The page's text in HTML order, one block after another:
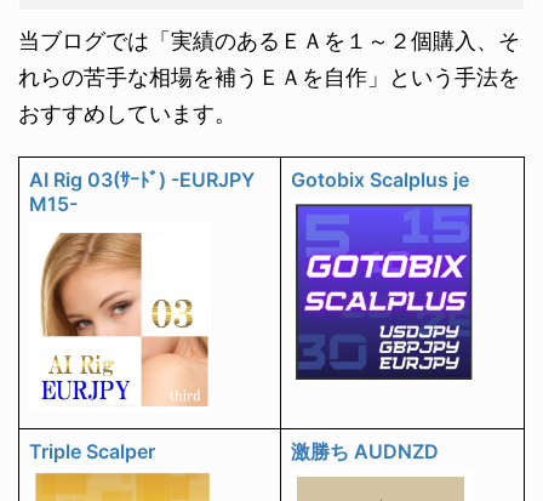
当ブログでは「実績のあるＥＡを１～２個購入、そ
れらの苦手な相場を補うＥＡを自作」という手法を
おすすめしています。
AI Rig 03(ｻｰﾄﾞ) -EURJPY
M15-
Gotobix Scalplus je
Triple Scalper 激勝ち AUDNZD